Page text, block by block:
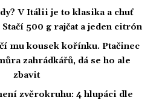
V Itálii je to klasika a chuť
500 g rajčat a jeden citrón
mu kousek kořínku. Ptačinec
zahrádkářů, dá se ho ale
zbavit
zvěrokruhu: 4 hlupáci dle